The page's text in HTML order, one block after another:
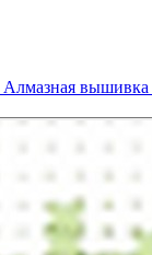
Алмазная вышивка